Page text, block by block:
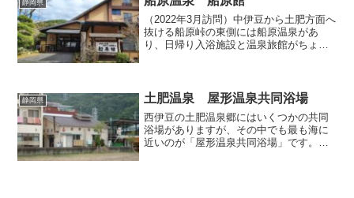
静岡県
（2022年3月訪問）中伊豆から土肥方面へ
抜ける船原峠の東側には船原温泉があ
り、日帰り入浴施設と温泉旅館がちょっ
た。帳場にて声をかけて入...
静岡県 土肥温泉 屋形温泉共同浴場
西伊豆の土肥温泉郷にはいくつかの共同
浴場がありますが、その中でも最も海に
近いのが「屋形温泉共同浴場」です。な